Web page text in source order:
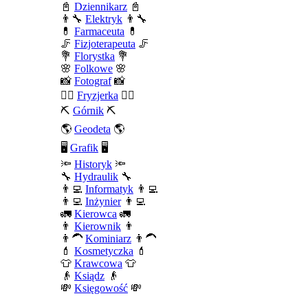
📓 Dziennikarz 📓
👨‍🔧 Elektryk 👨‍🔧
💊 Farmaceuta 💊
🦵 Fizjoterapeuta 🦵
💐 Florystka 💐
🌸 Folkowe 🌸
📸 Fotograf📸
💇‍♀️ Fryzjerka 💇‍♀️
⛏️ Górnik ⛏️
🌎 Geodeta 🌎
🖥️ Grafik 🖥️
🔦 Historyk 🔦
🔧 Hydraulik 🔧
👨‍💻 Informatyk 👨‍💻
👨‍💻 Inżynier👨‍💻
🚛 Kierowca 🚛
👨 Kierownik 👨
👨‍🦱 Kominiarz 👨‍🦱
💄 Kosmetyczka 💄
👕 Krawcowa 👕
👴 Ksiądz 👴
💸 Księgowość 💸